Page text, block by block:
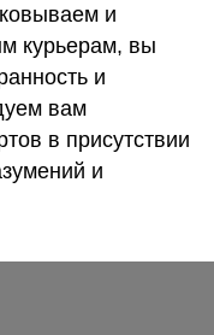
и
курьерам, вы
и
вам
в присутствии
и